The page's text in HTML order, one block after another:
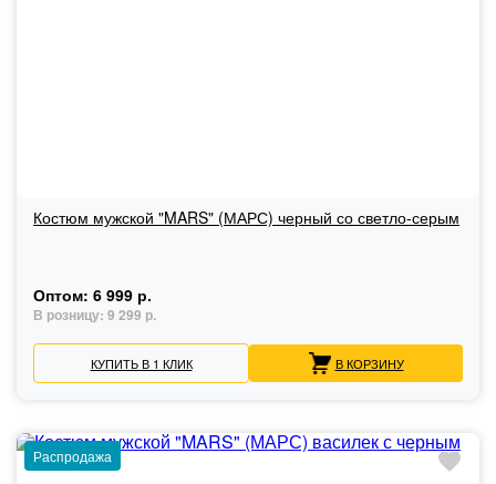
Костюм мужской "MARS" (МАРС) черный со светло-серым
Оптом: 6 999 р.
В розницу: 9 299 р.
КУПИТЬ В 1 КЛИК В КОРЗИНУ
Распродажа